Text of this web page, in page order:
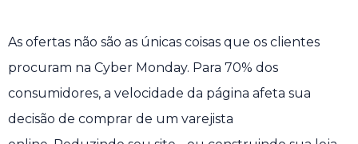
As ofertas não são as únicas coisas que os clientes
procuram na Cyber ​​Monday. Para 70% dos
consumidores, a velocidade da página afeta sua
decisão de comprar de um varejista